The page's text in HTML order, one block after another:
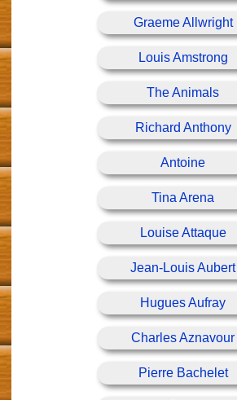
Graeme Allwright
Louis Amstrong
The Animals
Richard Anthony
Antoine
Tina Arena
Louise Attaque
Jean-Louis Aubert
Hugues Aufray
Charles Aznavour
Pierre Bachelet